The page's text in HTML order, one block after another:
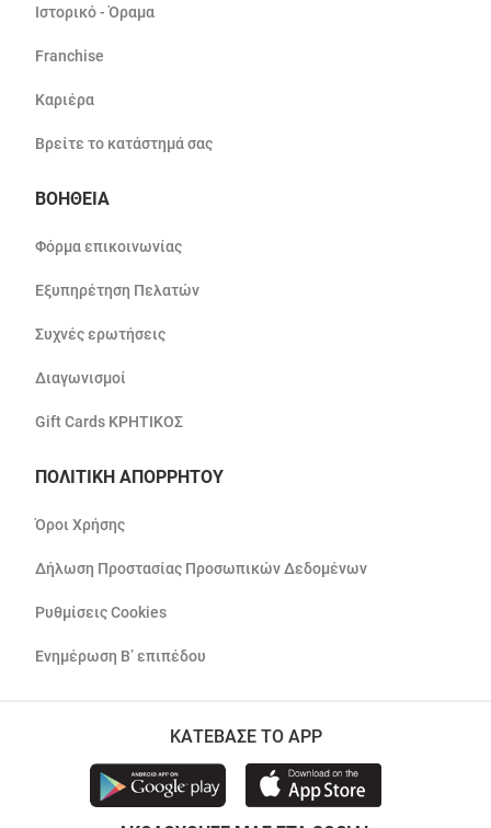
Ιστορικό - Όραμα
Franchise
Καριέρα
Βρείτε το κατάστημά σας
ΒΟΗΘΕΙΑ
Φόρμα επικοινωνίας
Εξυπηρέτηση Πελατών
Συχνές ερωτήσεις
Διαγωνισμοί
Gift Cards ΚΡΗΤΙΚΟΣ
ΠΟΛΙΤΙΚΗ ΑΠΟΡΡΗΤΟΥ
Όροι Χρήσης
Δήλωση Προστασίας Προσωπικών Δεδομένων
Ρυθμίσεις Cookies
Ενημέρωση Β’ επιπέδου
ΚΑΤΕΒΑΣΕ ΤΟ APP